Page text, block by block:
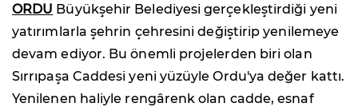
ORDU Büyükşehir Belediyesi gerçekleştirdiği yeni
yatırımlarla şehrin çehresini değiştirip yenilemeye
devam ediyor. Bu önemli projelerden biri olan
Sırrıpaşa Caddesi yeni yüzüyle Ordu'ya değer kattı.
Yenilenen haliyle rengârenk olan cadde, esnaf